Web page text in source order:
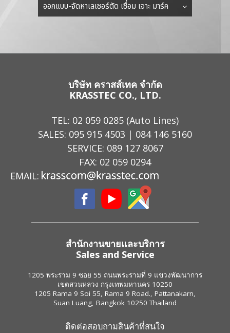
ออกแบบ-จัดหาเลเซอร์ตัด เชื่อม เจาะ มาร์ค
บริษัท คราสส์เทค จำกัด
KRASSTEC CO., LTD.
TEL: 02 059 0285 (Auto Lines)
SALES: 095 915 4503 | 084 146 5160
SERVICE: 089 127 8067
FAX: 02 059 0294
EMAIL:
สำนักงานขายและบริการ
Sales and Service
1205 พระราม 9 ซอย 55 ถนนพระรามที่ 9 แขวงพัฒนาการ
เขตสวนหลวง กรุงเทพมหานคร 10250
1205 Rama 9 Soi 55, Rama 9 Road., Pattanakarn,
Suan Luang, Bangkok 10250 Thailand
ติดต่อสอบถามสินค้าที่สนใจ